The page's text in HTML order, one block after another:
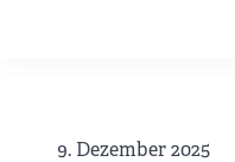
9. Dezember 2025